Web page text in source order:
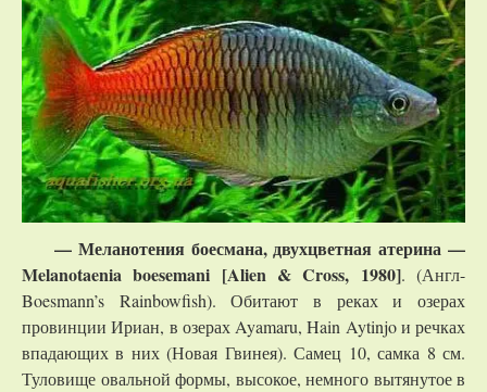
— Меланотения боесмана, двухцветная атерина —
Melanotaenia boesemani [Alien&Cross, 1980]. (Англ-
Boesmann’s Rainbowfish). Обитают в реках и озерах
провинции Ириан, в озерах Ayamaru, Hain Aytinjo и речках
впадающих в них (Новая Гвинея). Самец 10, самка 8 см.
Туловище овальной формы, высокое, немного вытянутое в